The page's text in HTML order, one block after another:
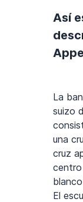
Así
La
suizo
una
cruz
centro
El